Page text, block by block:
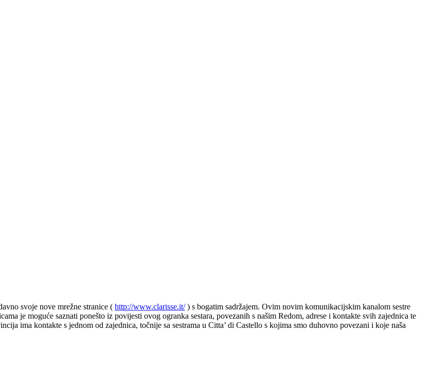
svoje nove mrežne stranice ( http://www.clarisse.it/) s bogatim sadržajem. Ovim novim komunikacijskim kanalom sestre
je moguće saznati ponešto iz povijesti ovog ogranka sestara, povezanih s našim Redom, adrese i kontakte svih zajednica te
ima kontakte s jednom od zajednica, točnije sa sestrama u Citta’ di Castello s kojima smo duhovno povezani i koje naša